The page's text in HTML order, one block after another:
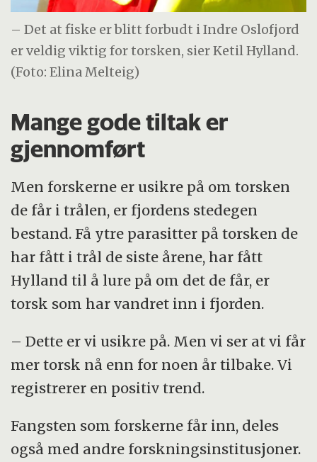
– Det at fiske er blitt forbudt i Indre Oslofjord
er veldig viktig for torsken, sier Ketil Hylland.
(Foto: Elina Melteig)
Mange gode tiltak er
gjennomført
Men forskerne er usikre på om torsken
de får i trålen, er fjordens stedegen
bestand. Få ytre parasitter på torsken de
har fått i trål de siste årene, har fått
Hylland til å lure på om det de får, er
torsk som har vandret inn i fjorden.
– Dette er vi usikre på. Men vi ser at vi får
mer torsk nå enn for noen år tilbake. Vi
registrerer en positiv trend.
Fangsten som forskerne får inn, deles
også med andre forskningsinstitusjoner.